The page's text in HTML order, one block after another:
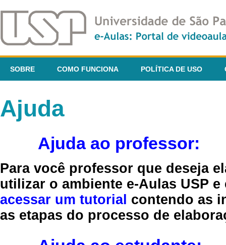
SOBRE COMO FUNCIONA POLÍTICA DE USO
Ajuda
Ajuda ao professor:
Para você professor que deseja
utilizar o ambiente e-Aulas USP
acessar um tutorial contendo as
as etapas do processo de